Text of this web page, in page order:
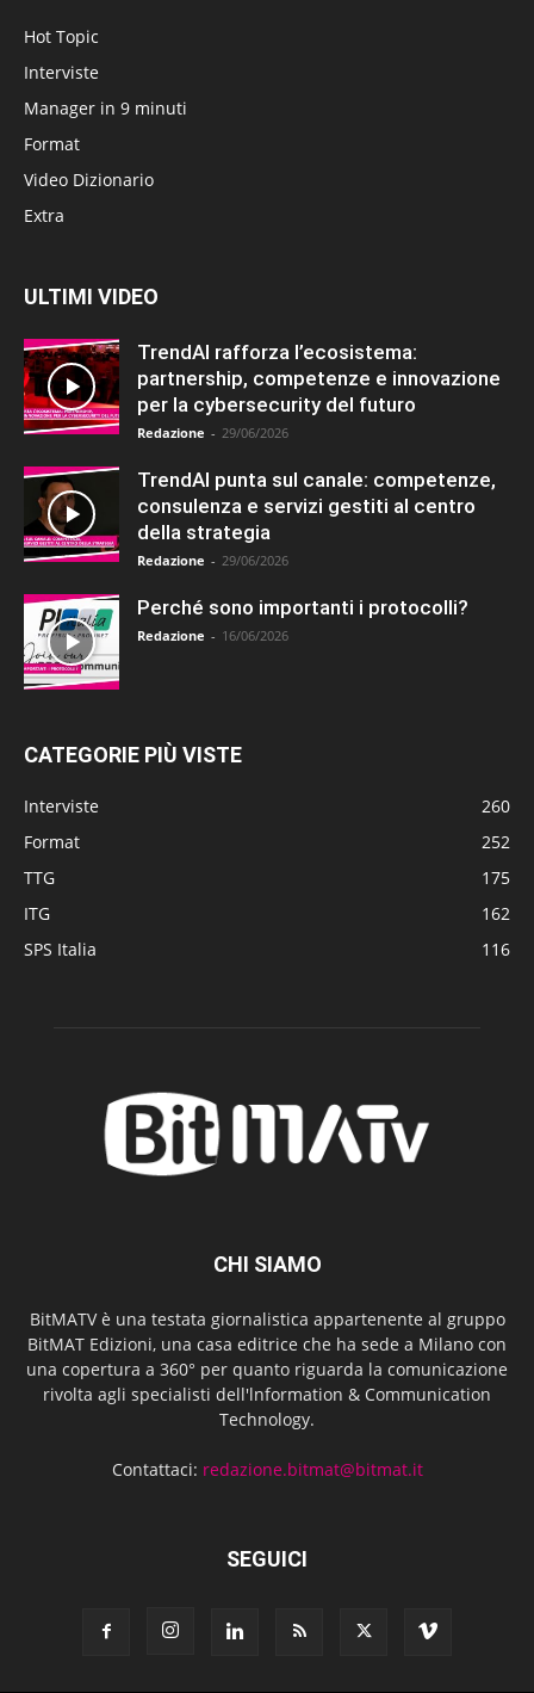
Hot Topic
Interviste
Manager in 9 minuti
Format
Video Dizionario
Extra
ULTIMI VIDEO
TrendAI rafforza l’ecosistema:
partnership, competenze e innovazione
per la cybersecurity del futuro
Redazione - 29/06/2026
TrendAI punta sul canale: competenze,
consulenza e servizi gestiti al centro
della strategia
Redazione - 29/06/2026
Perché sono importanti i protocolli?
Redazione - 16/06/2026
CATEGORIE PIÙ VISTE
Interviste
260
Format
252
TTG
175
ITG
162
SPS Italia
116
CHI SIAMO
BitMATV è una testata giornalistica appartenente al gruppo
BitMAT Edizioni, una casa editrice che ha sede a Milano con
una copertura a 360° per quanto riguarda la comunicazione
rivolta agli specialisti dell'lnformation & Communication
Technology.
Contattaci: redazione.bitmat@bitmat.it
SEGUICI